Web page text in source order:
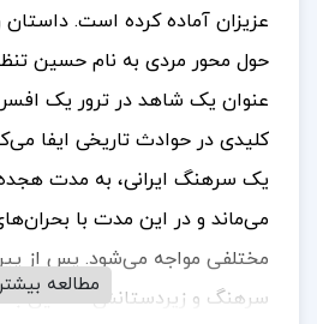
عزیزان آماده کرده است. داستان
حول محور مردی به نام حسین
عنوان یک شاهد در ترور یک
کلیدی در حوادث تاریخی ایفا
یک سرهنگ ایرانی، به مدت
می‌ماند و در این مدت با
مختلفی مواجه می‌شود. پس از
سرهنگ و زیردستانش، حسین به
مطالعه بیشتر